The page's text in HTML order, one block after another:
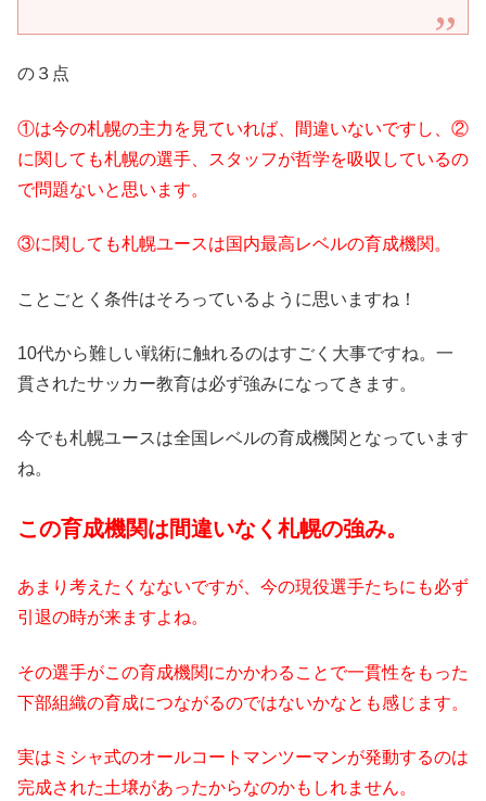
の３点
①は今の札幌の主力を見ていれば、間違いないですし、②
に関しても札幌の選手、スタッフが哲学を吸収しているの
で問題ないと思います。
③に関しても札幌ユースは国内最高レベルの育成機関。
ことごとく条件はそろっているように思いますね！
10代から難しい戦術に触れるのはすごく大事ですね。一
貫されたサッカー教育は必ず強みになってきます。
今でも札幌ユースは全国レベルの育成機関となっています
ね。
この育成機関は間違いなく札幌の強み。
あまり考えたくなないですが、今の現役選手たちにも必ず
引退の時が来ますよね。
その選手がこの育成機関にかかわることで一貫性をもった
下部組織の育成につながるのではないかなとも感じます。
実はミシャ式のオールコートマンツーマンが発動するのは
完成された土壌があったからなのかもしれません。